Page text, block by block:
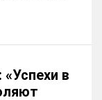
в